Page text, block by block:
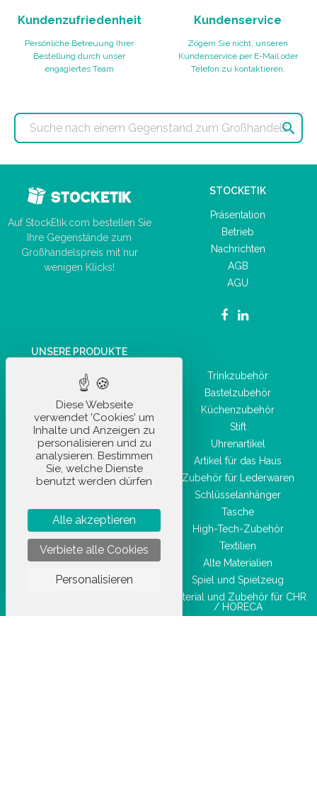
Kundenzufriedenheit
Persönliche Betreuung Ihrer
Bestellung durch unser
engagiertes Team
Kundenservice
Zögern Sie nicht, unseren
Kundenservice per E-Mail oder
Telefon zu kontaktieren.

Auf StockEtik.com bestellen Sie
Ihre Gegenstände zum
Großhandelspreis mit nur
wenigen Klicks!
STOCKETIK
Präsentation
Betrieb
Nachrichten
AGB
AGU
UNSERE PRODUKTE
Autozubehör
Büromaterial
Alltagsaccessoire
Freizeitartikel
Sportartikel
Hygiene- und
Gesundheitsprodukte
Taschenwaren
Trinkzubehör
Bastelzubehör
Küchenzubehör
Stift
Uhrenartikel
Artikel für das Haus
Zubehör für Lederwaren
Schlüsselanhänger
Tasche
High-Tech-Zubehör
Textilien
Alte Materialien
Spiel und Spielzeug
Material und Zubehör für CHR
/ HORECA
Diese Webseite
verwendet 'Cookies' um
Inhalte und Anzeigen zu
personalisieren und zu
analysieren. Bestimmen
Sie, welche Dienste
benutzt werden dürfen
Alle akzeptieren
Verbiete alle Cookies
Personalisieren